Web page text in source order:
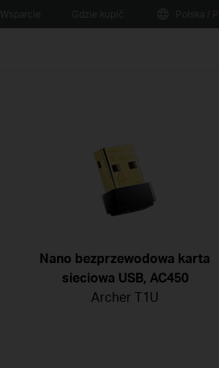
Nano bezprzewodowa karta
sieciowa USB, AC450
Archer T1U